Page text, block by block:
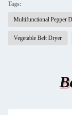
Tags:
Multifunctional Pepper
Vegetable Belt Dryer